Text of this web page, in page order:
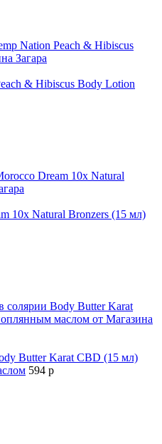
& Hibiscus Body Lotion
10х Natural Bronzers (15 мл)
Butter Karat CBD (15 мл)
594 р